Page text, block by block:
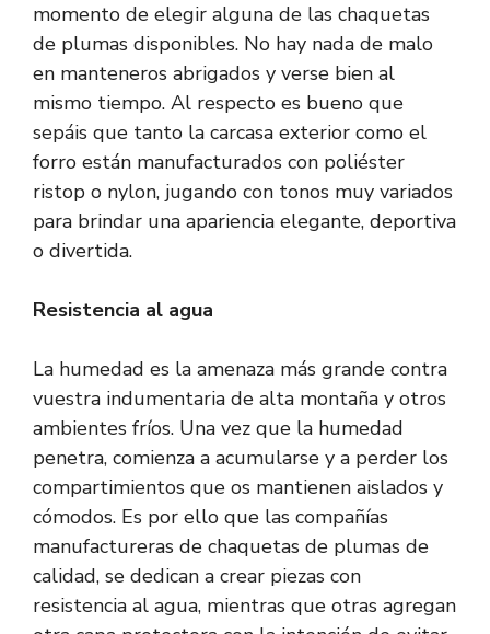
momento de elegir alguna de las chaquetas
de plumas disponibles. No hay nada de malo
en manteneros abrigados y verse bien al
mismo tiempo. Al respecto es bueno que
sepáis que tanto la carcasa exterior como el
forro están manufacturados con poliéster
ristop o nylon, jugando con tonos muy variados
para brindar una apariencia elegante, deportiva
o divertida.
Resistencia al agua
La humedad es la amenaza más grande contra
vuestra indumentaria de alta montaña y otros
ambientes fríos. Una vez que la humedad
penetra, comienza a acumularse y a perder los
compartimientos que os mantienen aislados y
cómodos. Es por ello que las compañías
manufactureras de chaquetas de plumas de
calidad, se dedican a crear piezas con
resistencia al agua, mientras que otras agregan